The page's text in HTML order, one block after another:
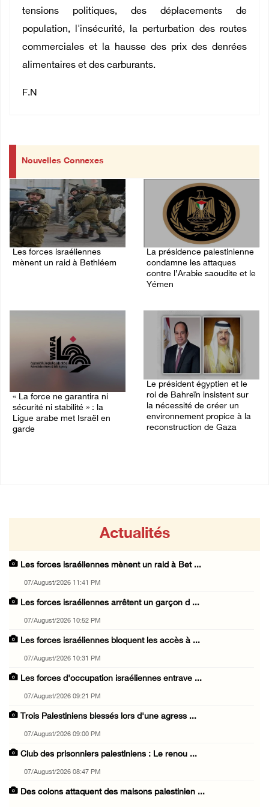
tensions politiques, des déplacements de
population, l'insécurité, la perturbation des routes
commerciales et la hausse des prix des denrées
alimentaires et des carburants.
F.N
Nouvelles Connexes
Les forces israéliennes
mènent un raid à Bethléem
La présidence palestinienne
condamne les attaques
contre l’Arabie saoudite et le
Yémen
« La force ne garantira ni
sécurité ni stabilité » : la
Ligue arabe met Israël en
garde
Le président égyptien et le
roi de Bahreïn insistent sur
la nécessité de créer un
environnement propice à la
reconstruction de Gaza
Actualités
Les forces israéliennes mènent un raid à Bet ...
07/August/2026 11:41 PM
Les forces israéliennes arrêtent un garçon d ...
07/August/2026 10:52 PM
Les forces israéliennes bloquent les accès à ...
07/August/2026 10:31 PM
Les forces d'occupation israéliennes entrave ...
07/August/2026 09:21 PM
Trois Palestiniens blessés lors d'une agress ...
07/August/2026 09:00 PM
Club des prisonniers palestiniens : Le renou ...
07/August/2026 08:47 PM
Des colons attaquent des maisons palestinien ...